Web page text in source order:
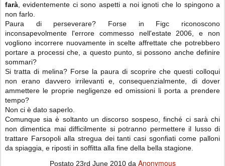
farà , evidentemente ci sono aspetti a noi ignoti che lo spingono a
non farlo.
Paura di perseverare? Forse in Figc riconoscono
inconsapevolmente l'errore commesso nell'estate 2006, e non
vogliono incorrere nuovamente in scelte affrettate che potrebbero
portare a processi che, a questo punto, si possono anche definire
sommari?
Si tratta di melina? Forse la paura di scoprire che questi colloqui
non erano davvero irrilevanti e, consequenzialmente, di dover
ammettere le proprie negligenze ed omissioni li porta a prendere
tempo?
Non ci è dato saperlo.
Comunque sia è soltanto un discorso sospeso, finché ci sarà chi
non dimentica mai difficilmente si potranno permettere il lusso di
trattare Farsopoli alla stregua dei tanti casi sgonfiati come palloni
da spiaggia, e riposti in soffitta alla fine della bella stagione.
Postato 23rd June 2010da Anonymous